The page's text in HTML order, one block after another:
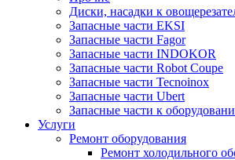
Диски, насадки к
Запасные части EKSI
Запасные части Fagor
Запасные части INDOKOR
Запасные части Robot Coupe
Запасные части Tecnoinox
Запасные части Ubert
Запасные части к
Услуги
Ремонт оборудования
Ремонт холодильного